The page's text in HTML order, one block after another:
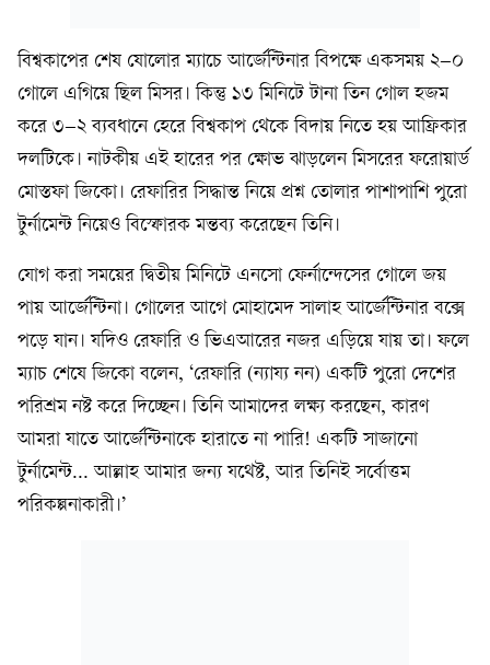
বিশ্বকাপের শেষ ষোলোর ম্যাচে আর্জেন্টিনার বিপক্ষে একসময় ২–০
গোলে এগিয়ে ছিল মিসর। কিন্তু ১৩ মিনিটে টানা তিন গোল হজম
করে ৩–২ ব্যবধানে হেরে বিশ্বকাপ থেকে বিদায় নিতে হয় আফ্রিকার
দলটিকে। নাটকীয় এই হারের পর ক্ষোভ ঝাড়লেন মিসরের ফরোয়ার্ড
মোস্তফা জিকো। রেফারির সিদ্ধান্ত নিয়ে প্রশ্ন তোলার পাশাপাশি পুরো
টুর্নামেন্ট নিয়েও বিস্ফোরক মন্তব্য করেছেন তিনি।
যোগ করা সময়ের দ্বিতীয় মিনিটে এনসো ফের্নান্দেসের গোলে জয়
পায় আর্জেন্টিনা। গোলের আগে মোহামেদ সালাহ আর্জেন্টিনার বক্সে
পড়ে যান। যদিও রেফারি ও ভিএআরের নজর এড়িয়ে যায় তা। ফলে
ম্যাচ শেষে জিকো বলেন, ‘রেফারি (ন্যায্য নন) একটি পুরো দেশের
পরিশ্রম নষ্ট করে দিচ্ছেন। তিনি আমাদের লক্ষ্য করছেন, কারণ
আমরা যাতে আর্জেন্টিনাকে হারাতে না পারি! একটি সাজানো
টুর্নামেন্ট... আল্লাহ আমার জন্য যথেষ্ট, আর তিনিই সর্বোত্তম
পরিকল্পনাকারী।’